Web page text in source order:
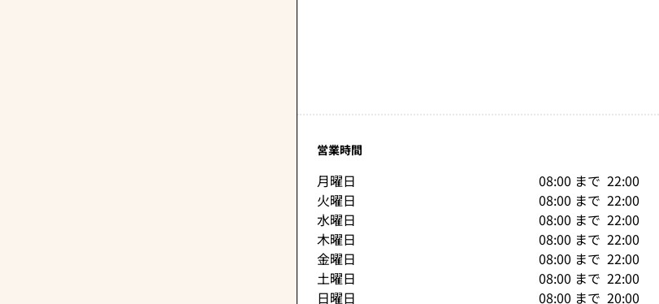
営業時間
月曜日 08:00 まで 22:00
火曜日
08:00 まで 22:00
水曜日
08:00 まで 22:00
木曜日
08:00 まで 22:00
金曜日
08:00 まで 22:00
土曜日
08:00 まで 22:00
日曜日
08:00 まで 20:00